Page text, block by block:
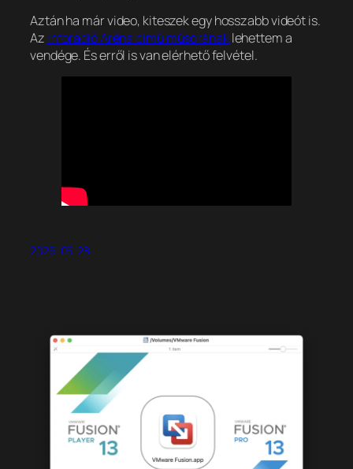
Aztán ha már video, kiteszek egy hosszabb videót is.
Az inforádió Aréna című műsoránaklehettem a
vendége. És erről is van elérhető felvétel.
2026-05-28